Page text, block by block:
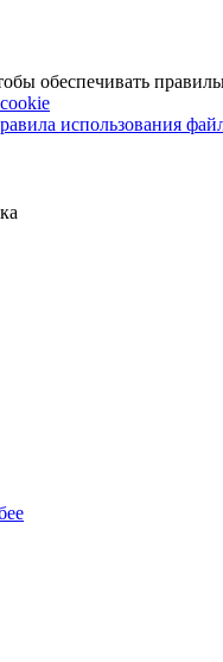
обеспечивать
использования